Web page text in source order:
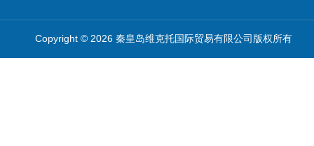
Copyright © 2026 秦皇岛维克托国际贸易有限公司版权所有